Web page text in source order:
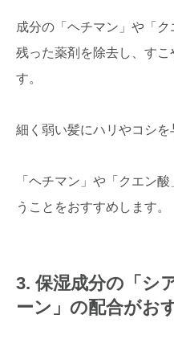
成分の「ヘチマン」や「
残った薬剤を除去し、す
す。
細く弱い髪にハリやコシを
「ヘチマン」や「クエン
うことをおすすめします。
3. 保湿成分の「シ
ーン」の配合がお